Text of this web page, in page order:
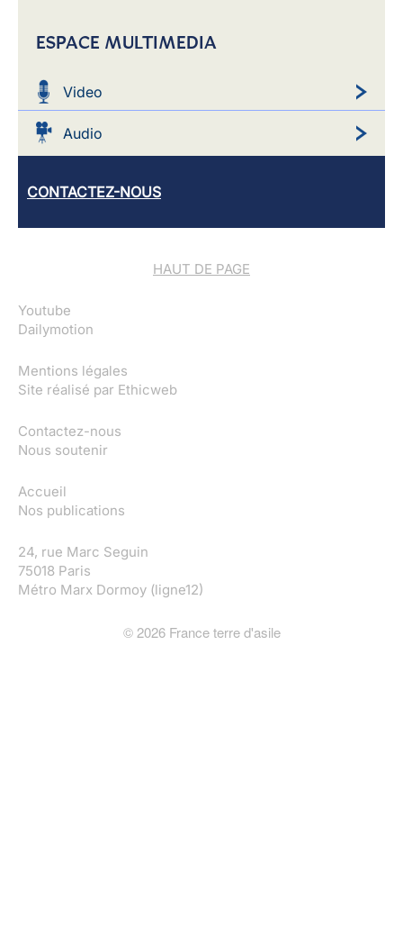
ESPACE MULTIMEDIA
Video
Audio
CONTACTEZ-NOUS
HAUT DE PAGE
Youtube
Dailymotion
Mentions légales
Site réalisé par Ethicweb
Contactez-nous
Nous soutenir
Accueil
Nos publications
24, rue Marc Seguin
75018 Paris
Métro Marx Dormoy (ligne12)
© 2026France terre d'asile